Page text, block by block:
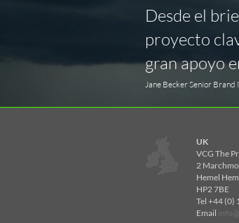
Desde el
proyecto
gran apoyo
Jane Becker Senior Brand
UK
VCG The
2
Hemel
HP2 7BE
Tel +44 (0)
Email